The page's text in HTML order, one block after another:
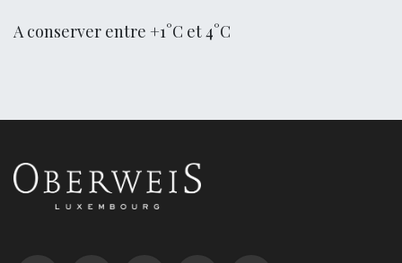
A conserver entre +1°C et 4°C